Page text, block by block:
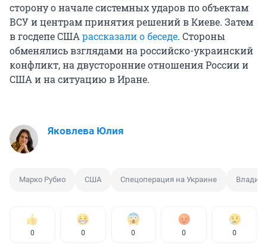
сторону о начале системных ударов по объектам
ВСУ и центрам принятия решений в Киеве. Затем
в госдепе США рассказали о беседе. Стороны
обменялись взглядами на российско-украинский
конфликт, на двусторонние отношения России и
США и на ситуацию в Иране.
Яковлева Юлия
Марко Рубио США Спецоперация на Украине
0 0 0 0 0